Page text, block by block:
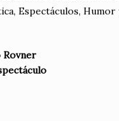
Espectáculos,
Rovner